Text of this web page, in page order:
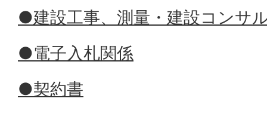
●建設工事、測量・建設コンサ
●電子入札関係
●契約書